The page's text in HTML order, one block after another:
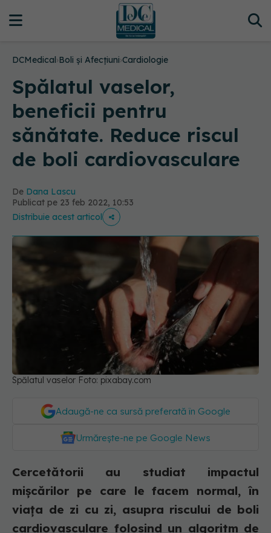
DCMedical›Boli și Afecțiuni›Cardiologie
Spălatul vaselor,
beneficii pentru
sănătate. Reduce riscul
de boli cardiovasculare
De Dana Lascu
Publicat pe 23 feb 2022, 10:53
Distribuie acest articol
Spălatul vaselor Foto: pixabay.com
Adaugă-ne ca sursă preferată în Google
Urmărește-ne pe Google News
Cercetătorii au studiat impactul
mișcărilor pe care le facem normal, în
viața de zi cu zi, asupra riscului de boli
cardiovasculare folosind un algoritm de